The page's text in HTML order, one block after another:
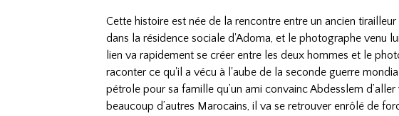
Cette histoire est née de la rencontre entre un ancien
dans la résidence sociale d'Adoma, et le photographe venu
lien va rapidement se créer entre les deux hommes et le
raconter ce qu'il a vécu à l'aube de la seconde guerre
pétrole pour sa famille qu’un ami convainc Abdesslem
beaucoup d’autres Marocains, il va se retrouver enrôlé de